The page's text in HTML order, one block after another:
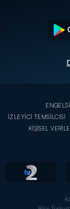
İZLEYİCİ TEMSİLCİSİ
KİŞİSEL